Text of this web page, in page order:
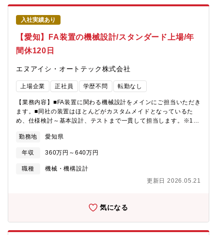
手厚い現場フォローで、未経験から安心してスタートできます。
＜資格取得支援／福利厚生充実＞フォークリフトやクレーン、電
気工事士や危険物取扱者など、仕事内容に関連する資格の取得を
推奨しており、かかる費用はすべて会社が負担します。特定の資
格を取得すると、難易度に応じて奨励金までも支給！スキルアッ
プをしっかりと後押しします。また借上げ社宅制度や食堂などの
です。
入社実績あり
【愛知】FA装置の機械設計/スタンダード上場/年
間休120日
エヌアイシ・オートテック株式会社
上場企業 正社員 学歴不問 転勤なし
【業務内容】■FA装置に関わる機械設計をメインにご担当いただき
ます。■同社の装置はほとんどがカスタムメイドとなっているた
め、仕様検討～基本設計、テストまで一貫して担当します。※1人
設計に集中できる環境です。＜製造例＞検査装置・コンベア・ロ
ボット架台・クリーベンチ・作業台など【組織構成】FA設計には
４名が従事しています。必要に応じ他の設計部署との連携も行い
ます。【就業環境】・転勤は当面予定しておりません。・育休復
により残業も発生いたしますが、恒常的な残業が無いよう業務量
置は、アクリルコーティングをしており錆びにくく、遮断性に長
けており高品質であることが特徴です。また、組立てに必要な情
報を直接フレームにプリントすることも可能であり、作業時間を
大幅削減することができます。長年の経験と実績が評価され、幅
勤務地 愛知県
年収 360万円～640万円
職種
機械・機構設計
更新日 2026.05.21
気になる